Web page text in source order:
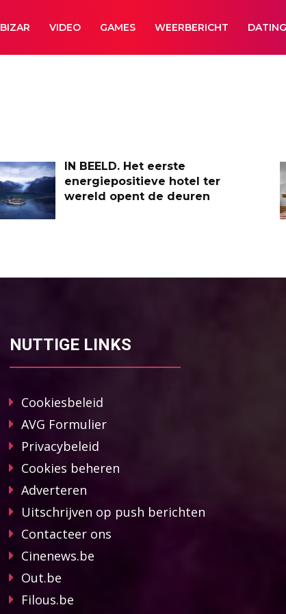
BIZAR VIDEO GAMES WEERBERICHT DATING
IN BEELD. Het eerste
energiepositieve hotel ter
wereld opent de deuren
NUTTIGE LINKS
Cookiesbeleid
AVG Formulier
Privacybeleid
Cookies beheren
Adverteren
Uitschrijven op push berichten
Contacteer ons
Cinenews.be
Out.be
Filous.be